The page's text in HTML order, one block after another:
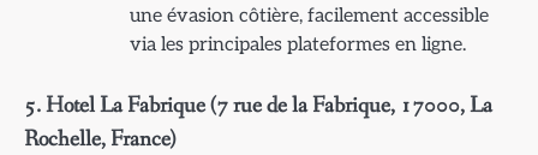
une évasion côtière, facilement accessible
via les principales plateformes en ligne.
5. Hotel La Fabrique (7 rue de la Fabrique, 17000, La
Rochelle, France)